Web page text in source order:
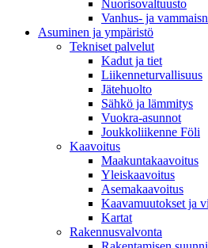
Nuorisovaltuusto
Vanhus- ja
Asuminen ja ympäristö
Tekniset palvelut
Kadut ja tiet
Liikenneturvallisuus
Jätehuolto
Sähkö ja lämmitys
Vuokra-asunnot
Joukkoliikenne Föli
Kaavoitus
Maakuntakaavoitus
Yleiskaavoitus
Asemakaavoitus
Kaavamuutokset ja
Kartat
Rakennusvalvonta